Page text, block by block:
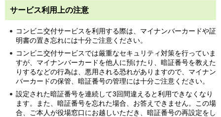
サービス利用上の注意
コンビニ交付サービスを利用する際は、マイナンバーカードや証
明書の置き忘れには十分ご注意ください。
コンビニ交付サービスでは厳重なセキュリティ対策を行っていま
すが、マイナンバーカードを他人に預けたり、暗証番号を教えた
りするなどの行為は、悪用される恐れがありますので、マイナン
バーカードの保管、暗証番号の管理には十分ご注意ください。
設定された暗証番号を連続して3回間違えると利用できなくなり
ます。また、暗証番号を忘れた場合、お答えできません。この場
合、ご本人が役場窓口にお越しいただき、暗証番号の再設定をし